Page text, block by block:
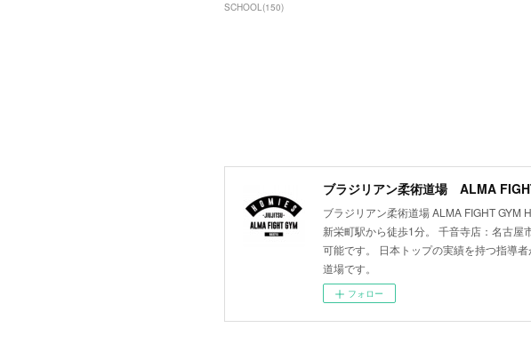
SCHOOL(150)
ブラジリアン柔術道場 ALMA
ブラジリアン柔術道場 ALMA FIGHT GYM
新栄町駅から徒歩1分。 千音寺店：名古
可能です。 日本トップの実績を持つ指導
道場です。
フォロー